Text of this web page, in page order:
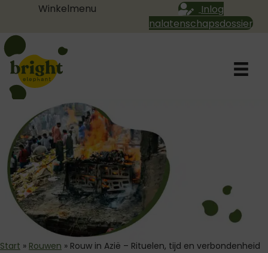
Winkelmenu
Inlog
nalatenschapsdossier
Start » Rouwen » Rouw in Azië – Rituelen, tijd en verbondenheid